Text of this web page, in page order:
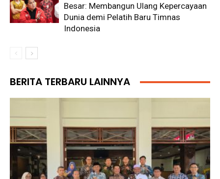
Besar: Membangun Ulang Kepercayaan
Dunia demi Pelatih Baru Timnas
Indonesia
BERITA TERBARU LAINNYA